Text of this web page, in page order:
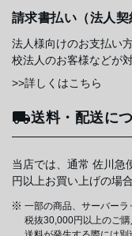
請求書払い（法人契
法人様向けのお支払い
校法人のお客様などが
>>詳しくはこちら
送料・配送に
当店では、通常 佐川急
円以上お買い上げの場
一部の商品、サーバーラ
税抜30,000円以上のご購